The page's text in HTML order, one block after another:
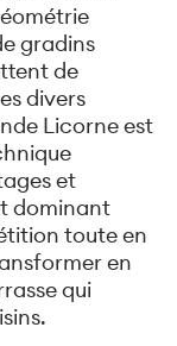
gradins
de
divers
Licorne est
et
dominant
toute en
en
qui